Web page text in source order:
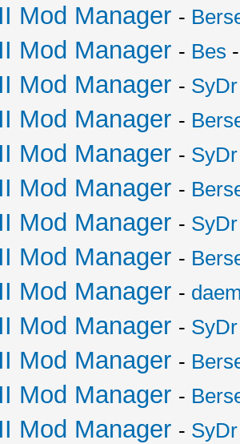
Mod Manager -
Mod Manager - Bes
Mod Manager - SyDr
Mod Manager -
Mod Manager - SyDr
Mod Manager -
Mod Manager - SyDr
Mod Manager -
Mod Manager -
Mod Manager - SyDr
Mod Manager -
Mod Manager -
Mod Manager - SyDr